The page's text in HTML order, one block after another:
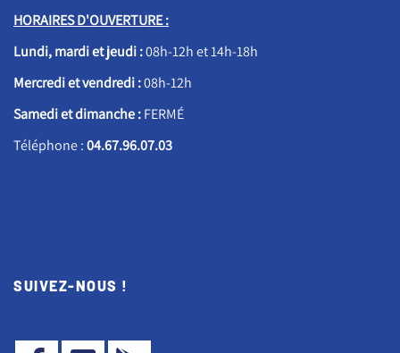
HORAIRES D'OUVERTURE :
Lundi, mardi et jeudi :08h-12h et 14h-18h
Mercredi et vendredi :08h-12h
Samedi et dimanche :FERMÉ
Téléphone :04.67.96.07.03
SUIVEZ-NOUS !